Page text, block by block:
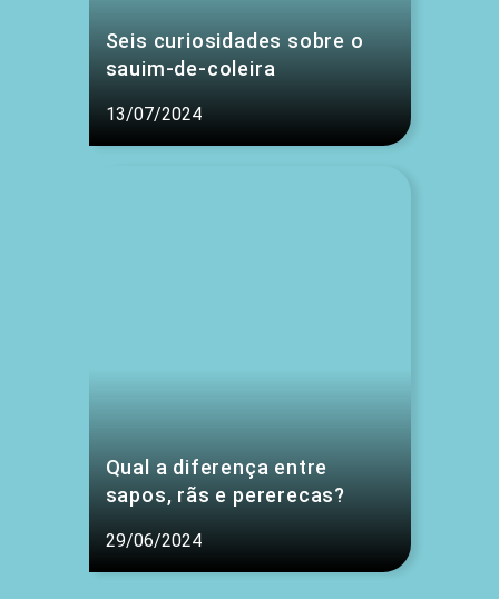
Seis curiosidades sobre o
sauim-de-coleira
13/07/2024
Qual a diferença entre
sapos, rãs e pererecas?
29/06/2024